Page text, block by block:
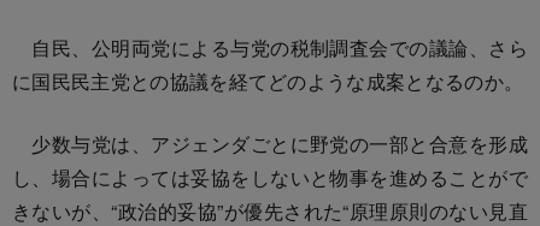
自民、公明両党による与党の税制調査会での議論、さら
に国民民主党との協議を経てどのような成案となるのか。
少数与党は、アジェンダごとに野党の一部と合意を形成
し、場合によっては妥協をしないと物事を進めることがで
きないが、“政治的妥協”が優先された“原理原則のない見直